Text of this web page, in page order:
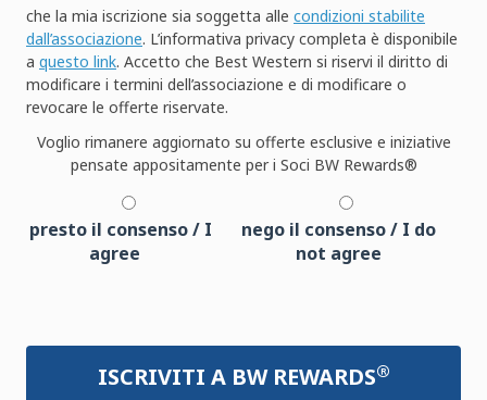
che la mia iscrizione sia soggetta alle condizioni stabilite
dall’associazione. L’informativa privacy completa è disponibile
a questo link. Accetto che Best Western si riservi il diritto di
modificare i termini dell’associazione e di modificare o
revocare le offerte riservate.
Voglio rimanere aggiornato su offerte esclusive e iniziative
pensate appositamente per i Soci BW Rewards®
presto il consenso / I
agree
nego il consenso / I do
not agree
ISCRIVITI A BW REWARDS®